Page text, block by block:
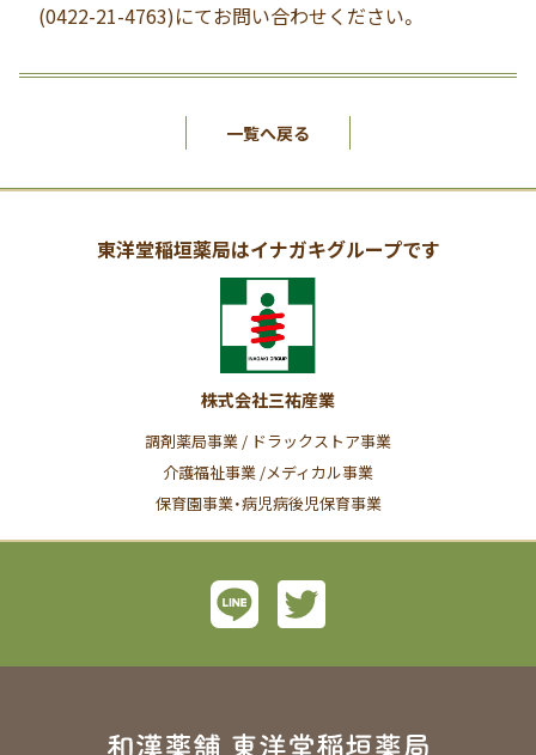
(0422-21-4763)にてお問い合わせください。
一覧へ戻る
東洋堂稲垣薬局はイナガキグループです
株式会社三祐産業
調剤薬局事業 / ドラックストア事業
介護福祉事業 /メディカル事業
保育園事業・病児病後児保育事業